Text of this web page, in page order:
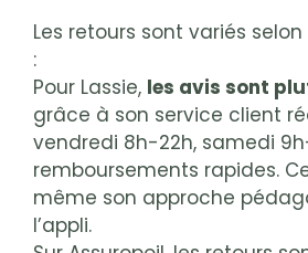
Les retours sont variés
:
Pour Lassie, les avis sont
grâce à son service client
vendredi 8h-22h, samedi
remboursements rapides.
même son approche
l’appli.